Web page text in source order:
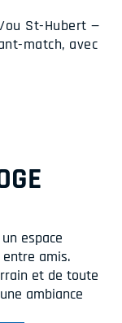
ou St-Hubert —
match, avec
espace
amis.
et de toute
ambiance